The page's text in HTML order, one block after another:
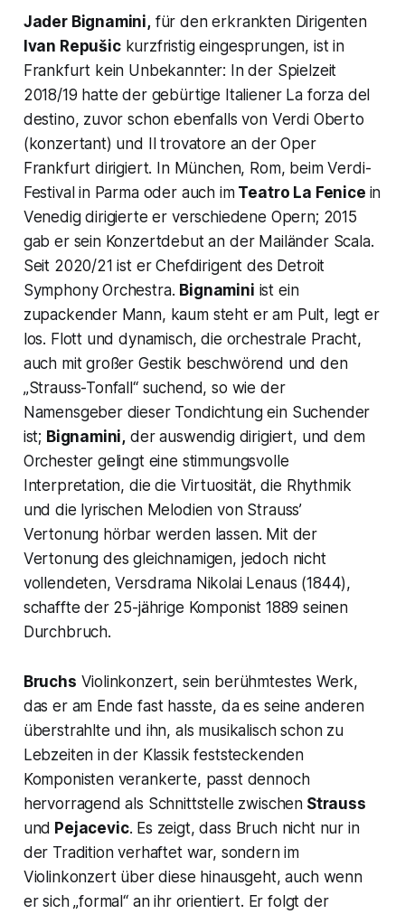
Jader Bignamini,für den erkrankten Dirigenten
Ivan Repušickurzfristig eingesprungen, ist in
Frankfurt kein Unbekannter: In der Spielzeit
2018/19 hatte der gebürtige Italiener La forza del
destino, zuvor schon ebenfalls von Verdi Oberto
(konzertant) und
Il trovatore an der Oper
Frankfurt dirigiert. In München, Rom, beim Verdi-
Festival in Parma oder auch imTeatro La Fenice in
Venedig dirigierte er verschiedene Opern; 2015
gab er sein Konzertdebut an der Mailänder Scala.
Seit 2020/21 ist er Chefdirigent des Detroit
Symphony Orchestra. Bignamini ist ein
zupackender Mann, kaum steht er am Pult, legt er
los. Flott und dynamisch, die orchestrale Pracht,
auch mit großer Gestik beschwörend und den
„Strauss-Tonfall“ suchend, so wie der
Namensgeber dieser Tondichtung ein Suchender
ist; Bignamini, der auswendig dirigiert, und dem
Orchester gelingt eine stimmungsvolle
Interpretation, die die Virtuosität, die Rhythmik
und die lyrischen Melodien von Strauss’
Vertonung hörbar werden lassen. Mit der
Vertonung des gleichnamigen, jedoch nicht
vollendeten, Versdrama Nikolai Lenaus (1844),
schaffte der 25-jährige Komponist 1889 seinen
Durchbruch.
Bruchs Violinkonzert, sein berühmtestes Werk,
das er am Ende fast hasste, da es seine anderen
überstrahlte und ihn, als musikalisch schon zu
Lebzeiten in der Klassik feststeckenden
Komponisten verankerte, passt dennoch
hervorragend als Schnittstelle zwischen Strauss
und Pejacevic. Es zeigt, dass Bruch nicht nur in
der Tradition verhaftet war, sondern im
Violinkonzert über diese hinausgeht, auch wenn
er sich „formal“ an ihr orientiert. Er folgt der